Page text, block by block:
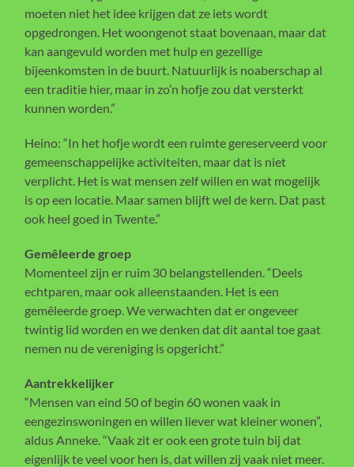
moeten niet het idee krijgen dat ze iets wordt
opgedrongen. Het woongenot staat bovenaan, maar dat
kan aangevuld worden met hulp en gezellige
bijeenkomsten in de buurt. Natuurlijk is noaberschap al
een traditie hier, maar in zo’n hofje zou dat versterkt
kunnen worden.”
Heino: “In het hofje wordt een ruimte gereserveerd voor
gemeenschappelijke activiteiten, maar dat is niet
verplicht. Het is wat mensen zelf willen en wat mogelijk
is op een locatie. Maar samen blijft wel de kern. Dat past
ook heel goed in Twente.”
Gemêleerde groep
Momenteel zijn er ruim 30 belangstellenden. “Deels
echtparen, maar ook alleenstaanden. Het is een
gemêleerde groep. We verwachten dat er ongeveer
twintig lid worden en we denken dat dit aantal toe gaat
nemen nu de vereniging is opgericht.”
Aantrekkelijker
“Mensen van eind 50 of begin 60 wonen vaak in
eengezinswoningen en willen liever wat kleiner wonen”,
aldus Anneke. “Vaak zit er ook een grote tuin bij dat
eigenlijk te veel voor hen is, dat willen zij vaak niet meer.